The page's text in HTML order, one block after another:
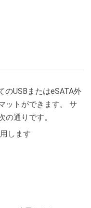
のUSBまたはeSATA外
ットができます。 サ
通りです。
します